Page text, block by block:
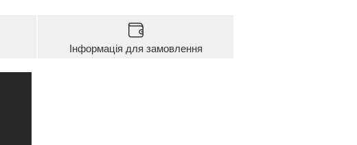
Інформація для замовлення